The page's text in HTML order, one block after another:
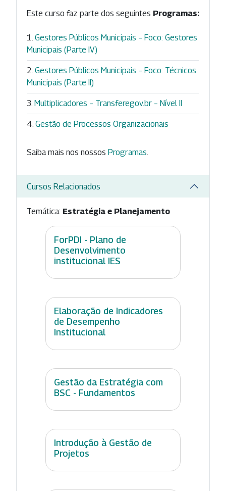
Este curso faz parte dos seguintes Programas:
Gestores Públicos Municipais – Foco: Gestores
Municipais (Parte IV)
Gestores Públicos Municipais – Foco: Técnicos
Municipais (Parte II)
Multiplicadores – Transferegov.br – Nível II
Gestão de Processos Organizacionais
Saiba mais nos nossos Programas.
Cursos Relacionados
Temática: Estratégia e Planejamento
ForPDI - Plano de
Desenvolvimento
institucional IES
Elaboração de Indicadores
de Desempenho
Institucional
Gestão da Estratégia com
BSC - Fundamentos
Introdução à Gestão de
Projetos